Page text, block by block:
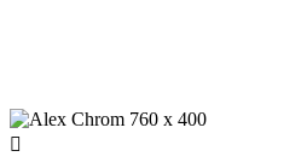
